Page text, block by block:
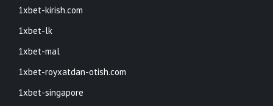
1xbet-kirish.com
1xbet-lk
1xbet-mal
1xbet-royxatdan-otish.com
1xbet-singapore